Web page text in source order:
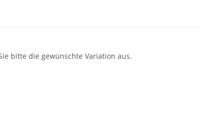
bitte die gewünschte Variation aus.